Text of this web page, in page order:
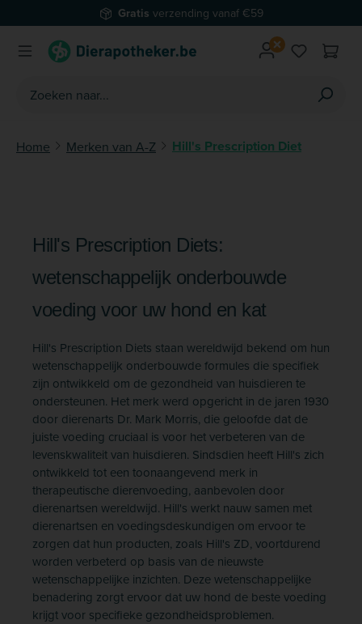
Ga naar de hoofdinhoudGratis verzending vanaf €59
Je hebt
Home Merken van A-Z Hill's Prescription Diet
Hill's Prescription Diets:
wetenschappelijk onderbouwde
voeding voor uw hond en kat
Hill's Prescription Diets staan wereldwijd bekend om hun
wetenschappelijk onderbouwde formules die specifiek
zijn ontwikkeld om de gezondheid van huisdieren te
ondersteunen. Het merk werd opgericht in de jaren 1930
door dierenarts Dr. Mark Morris, die geloofde dat de
juiste voeding cruciaal is voor het verbeteren van de
levenskwaliteit van huisdieren. Sindsdien heeft Hill's zich
ontwikkeld tot een toonaangevend merk in
therapeutische dierenvoeding, aanbevolen door
dierenartsen wereldwijd. Hill's werkt nauw samen met
dierenartsen en voedingsdeskundigen om ervoor te
zorgen dat hun producten, zoals Hill's ZD, voortdurend
worden verbeterd op basis van de nieuwste
wetenschappelijke inzichten. Deze wetenschappelijke
benadering zorgt ervoor dat uw hond de beste voeding
krijgt voor specifieke gezondheidsproblemen.